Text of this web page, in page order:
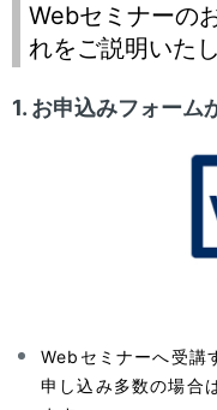
Webセミナーの
れをご説明いたし
1. お申込みフォーム
Webセミナーへ受講
申し込み多数の場合